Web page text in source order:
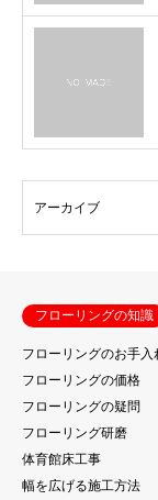
フローリングの知識
フローリングのお手入
フローリングの価格
フローリングの疑問
フローリング研磨
体育館床工事
幅を広げる施工方法